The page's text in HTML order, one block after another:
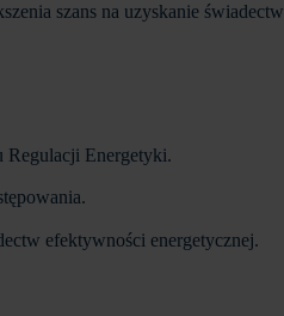
szans na uzyskanie
Regulacji Energetyki.
efektywności energetycznej.